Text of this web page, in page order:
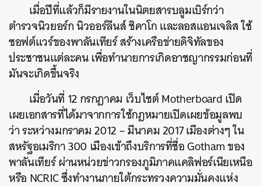
เมื่อปีที่แล้วก็มีรายงานในนิตยสารบลูมเบิร์กว่า
ตำรวจนิวยอร์ก นิวออร์ลีนส์ ชิคาโก และลอสแอนเจลิส ใช้
ซอฟต์แวร์ของพาลันเทียร์ สร้างเครือข่ายดิจิทัลของ
ประชาชนแต่ละคน เพื่อทำนายการเกิดอาชญากรรมก่อนที่
มันจะเกิดขึ้นจริง
เมื่อวันที่ 12 กรกฎาคม เว็บไซต์ Motherboard เปิด
เผยเอกสารที่ได้มาจากการใช้กฎหมายเปิดเผยข้อมูลพบ
ว่า ระหว่างมกราคม 2012 – มีนาคม 2017 เมืองต่างๆ ใน
สหรัฐอเมริกา 300 เมืองเข้าถึงบริการที่ชื่อ Gotham ของ
พาลันเทียร์ ผ่านหน่วยข่าวกรองภูมิภาคแคลิฟอร์เนียเหนือ
หรือ NCRIC ซึ่งทำงานภายใต้กระทรวงความมั่นคงแห่ง